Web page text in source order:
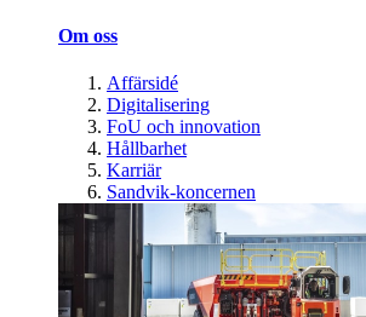
Om oss
Affärsidé
Digitalisering
FoU och innovation
Hållbarhet
Karriär
Sandvik-koncernen